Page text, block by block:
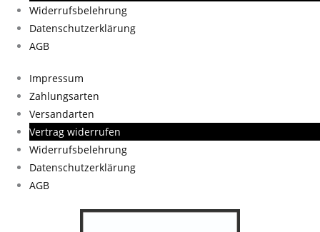
Widerrufsbelehrung
Datenschutzerklärung
AGB
Impressum
Zahlungsarten
Versandarten
Vertrag widerrufen
Widerrufsbelehrung
Datenschutzerklärung
AGB